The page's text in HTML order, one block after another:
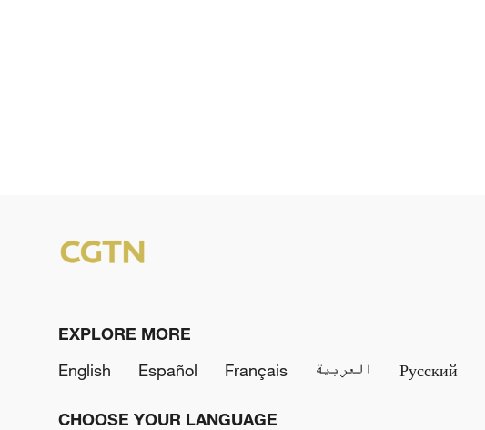
EXPLORE MORE
English
Español Français العربية Русский
CHOOSE YOUR LANGUAGE